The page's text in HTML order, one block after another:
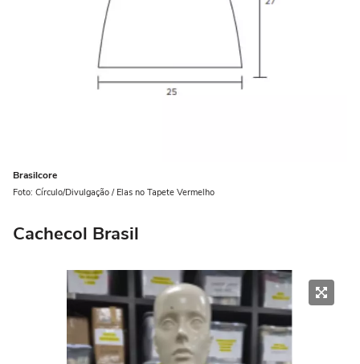
Brasilcore
Foto: Círculo/Divulgação / Elas no Tapete Vermelho
Cachecol Brasil